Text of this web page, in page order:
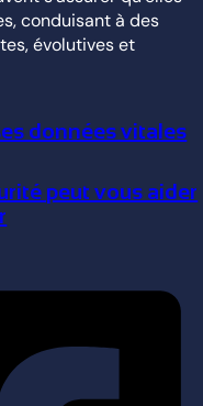
conduisant à des
évolutives et
données vitales
peut vous aider